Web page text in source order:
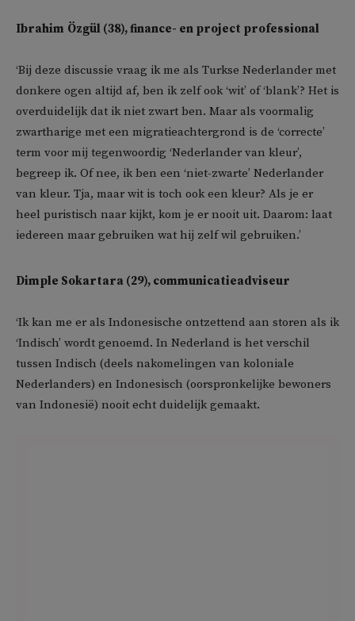
Ibrahim Özgül (38), finance- en project professional
‘Bij deze discussie vraag ik me als Turkse Nederlander met
donkere ogen altijd af, ben ik zelf ook ‘wit’ of ‘blank’? Het is
overduidelijk dat ik niet zwart ben. Maar als voormalig
zwartharige met een migratieachtergrond is de ‘correcte’
term voor mij tegenwoordig ‘Nederlander van kleur’,
begreep ik. Of nee, ik ben een ‘niet-zwarte’ Nederlander
van kleur. Tja, maar wit is toch ook een kleur? Als je er
heel puristisch naar kijkt, kom je er nooit uit. Daarom: laat
iedereen maar gebruiken wat hij zelf wil gebruiken.’
Dimple Sokartara (29), communicatieadviseur
‘Ik kan me er als Indonesische ontzettend aan storen als ik
‘Indisch’ wordt genoemd. In Nederland is het verschil
tussen Indisch (deels nakomelingen van koloniale
Nederlanders) en Indonesisch (oorspronkelijke bewoners
van Indonesië) nooit echt duidelijk gemaakt.